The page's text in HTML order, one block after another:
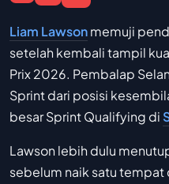
Liam Lawsonmemuji
setelah kembali tampil
Prix 2026. Pembalap
Sprint dari posisi
besar Sprint Qualifying di
Lawson lebih dulu
sebelum naik satu tempat